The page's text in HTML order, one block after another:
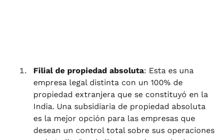
Filial de propiedad absoluta: Esta es una
empresa legal distinta con un 100% de
propiedad extranjera que se constituyó en la
India. Una subsidiaria de propiedad absoluta
es la mejor opción para las empresas que
desean un control total sobre sus operaciones